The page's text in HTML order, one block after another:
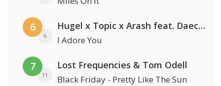
6
6
Hugel x Topic x Arash feat. Daecolm
I Adore You
7
11
Lost Frequencies & Tom Odell
Black Friday - Pretty Like The Sun